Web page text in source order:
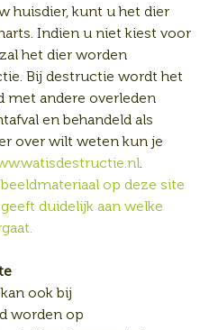
huisdier, kunt u het dier
Indien u niet kiest voor
het dier worden
Bij destructie wordt het
met andere overleden
en behandeld als
over wilt weten kun je
.
op deze site
duidelijk aan welke
ook bij
worden op